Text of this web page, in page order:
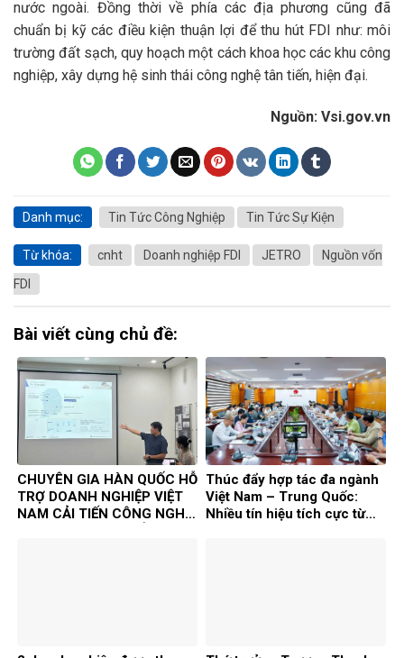
nước ngoài. Đồng thời về phía các địa phương cũng đã
chuẩn bị kỹ các điều kiện thuận lợi để thu hút FDI như: môi
trường đất sạch, quy hoạch một cách khoa học các khu công
nghiệp, xây dựng hệ sinh thái công nghệ tân tiến, hiện đại.
Nguồn: Vsi.gov.vn
Danh mục: Tin Tức Công Nghiệp Tin Tức Sự Kiện
Từ khóa: cnht Doanh nghiệp FDI JETRO
Nguồn vốn
FDI
Bài viết cùng chủ đề:
CHUYÊN GIA HÀN QUỐC HỖ
TRỢ DOANH NGHIỆP VIỆT
NAM CẢI TIẾN CÔNG NGHỆ
Thúc đẩy hợp tác đa ngành
Việt Nam – Trung Quốc:
Nhiều tín hiệu tích cực từ